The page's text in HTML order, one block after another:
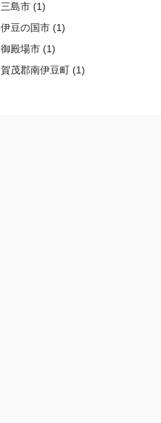
三島市 (1)
伊豆の国市 (1)
御殿場市 (1)
賀茂郡南伊豆町 (1)